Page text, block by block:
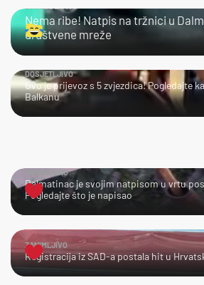
Nema ribe! Natpis na tržnici u
društvene mreže
DOSJETLJIVO
Ovo je prijevoz s 5 zvjezdica! Pogledajte
Balkanu
URNEBESNO
Dalmatinac je svojim natpisom u vrtu
Pogledajte što je napisao
ZANIMLJIVO
Registracija iz SAD-a postala hit u